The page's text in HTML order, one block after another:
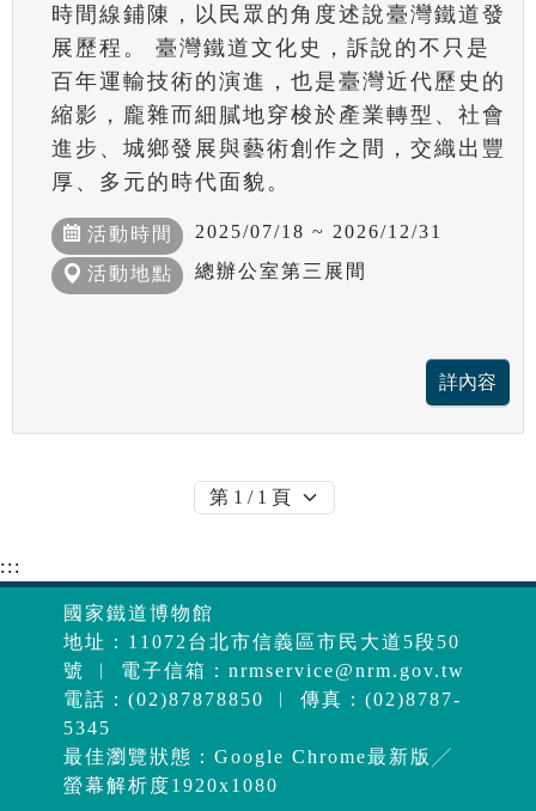
時間線鋪陳，以民眾的角度述說臺灣鐵道發
展歷程。 臺灣鐵道文化史，訴說的不只是
百年運輸技術的演進，也是臺灣近代歷史的
縮影，龐雜而細膩地穿梭於產業轉型、社會
進步、城鄉發展與藝術創作之間，交織出豐
厚、多元的時代面貌。
活動時間 2025/07/18 ~ 2026/12/31
活動地點 總辦公室第三展間
:::
國家鐵道博物館
地址：11072台北市信義區市民大道5段50
號 ︱ 電子信箱： nrmservice@nrm.gov.tw
電話：(02)87878850 ︱ 傳真：(02)8787-
5345
最佳瀏覽狀態：Google Chrome最新版╱
螢幕解析度1920x1080